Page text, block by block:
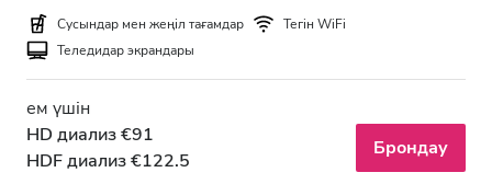
Сусындар мен жеңіл тағамдар
Тегін WiFi
Теледидар экрандары
ем үшін
HD диализ €91
HDF диализ €122.5
Брондау